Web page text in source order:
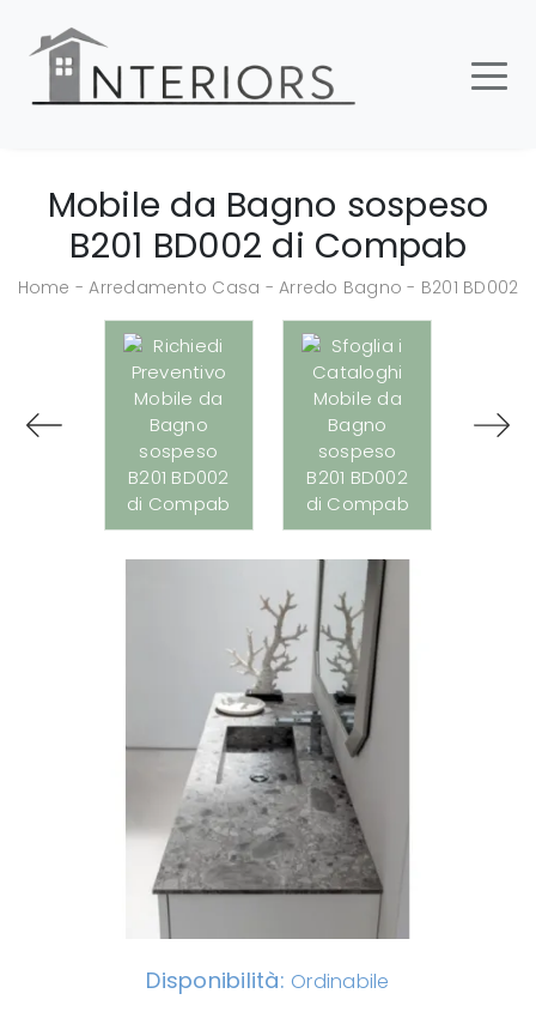
Mobile da Bagno sospeso
B201 BD002 di Compab
Home -Arredamento Casa -Arredo Bagno - B201 BD002
Disponibilità: Ordinabile